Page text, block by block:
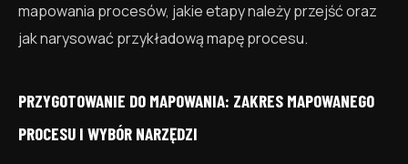
mapowania procesów, jakie etapy należy przejść oraz
jak narysować przykładową mapę procesu.
PRZYGOTOWANIE DO MAPOWANIA: ZAKRES MAPOWANEGO
PROCESU I WYBÓR NARZĘDZI